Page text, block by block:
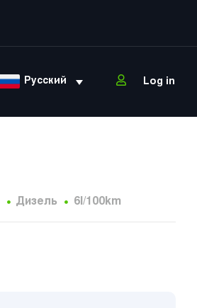
Русский Log in
Дизель 6l/100km